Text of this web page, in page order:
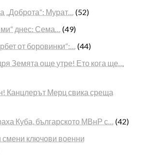
„Доброта“: Мурат… (52)
ми“ днес: Сема… (49)
от боровинки“:… (44)
Земята още утре! Ето кога ще…
Канцлерът Мерц свика среща
Куба, българското МВнР с… (42)
смени ключови военни